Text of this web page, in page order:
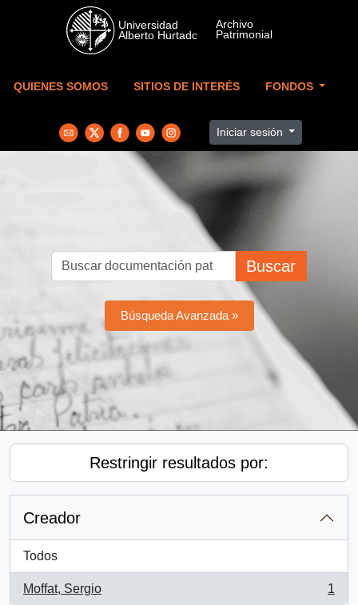
Skip to main content
QUIENES SOMOS SITIOS DE INTERÉS FONDOS
Iniciar sesión
Buscar
Búsqueda Avanzada »
Restringir resultados por:
Creador
Todos
Moffat, Sergio
, 1 resultados
1